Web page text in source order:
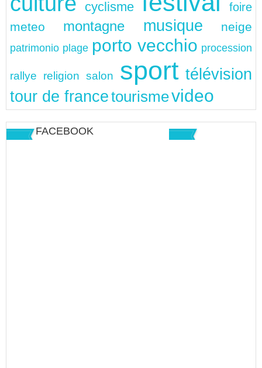
cyclisme foire
meteo montagne musique neige
patrimonio plage porto vecchio procession
rallye religion salon sport télévision
tour de francetourismevideo
FACEBOOK